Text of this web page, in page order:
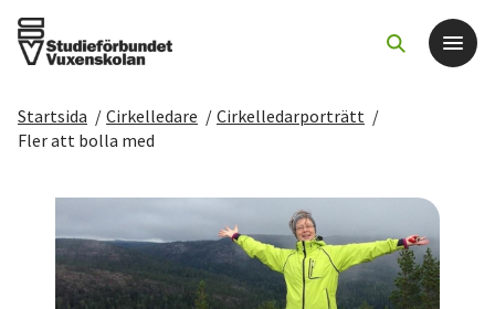
Det här gör vi
För dig som
Sök kurser och evenemang
Startsida / Cirkelledare / Cirkelledarporträtt /
Fler att bolla med